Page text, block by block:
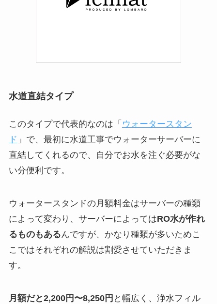
水道直結タイプ
このタイプで代表的なのは「 ウォータースタン
ド 」で、最初に水道工事でウォーターサーバーに
直結してくれるので、自分でお水を注ぐ必要がな
い分便利です。
ウォータースタンドの月額料金はサーバーの種類
によって変わり、サーバーによってはRO水が作れ
るものもあるんですが、かなり種類が多いためこ
こではそれぞれの解説は割愛させていただきま
す。
月額だと2,200円〜8,250円 と幅広く、浄水フィル